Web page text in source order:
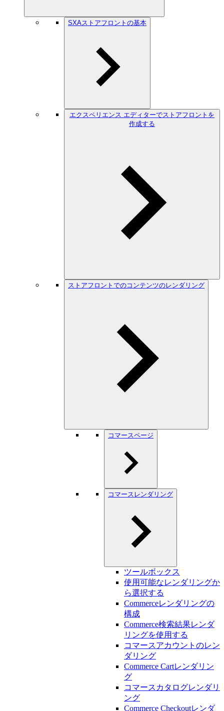
SXAストアフロントの基本
エクスペリエンス エディターでストアフロントを
作成する
ストアフロントでのコンテンツのレンダリング
コマースページ
コマースレンダリング
ツールボックス
使用可能なレンダリングか
ら選択する
Commerceレンダリングの
構成
Commerce検索結果レンダ
リングを使用する
コマースアカウントのレン
ダリング
Commerce Cartレンダリン
グ
コマースカタログレンダリ
ング
Commerce Checkoutレンダ